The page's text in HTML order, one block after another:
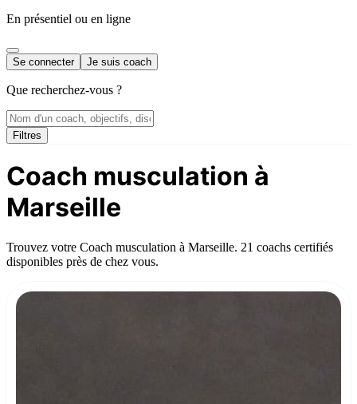
En présentiel ou en ligne
Se connecter Je suis coach
Que recherchez-vous ?
Filtres
Coach musculation à
Marseille
Trouvez votre Coach musculation à Marseille. 21 coachs certifiés
disponibles près de chez vous.